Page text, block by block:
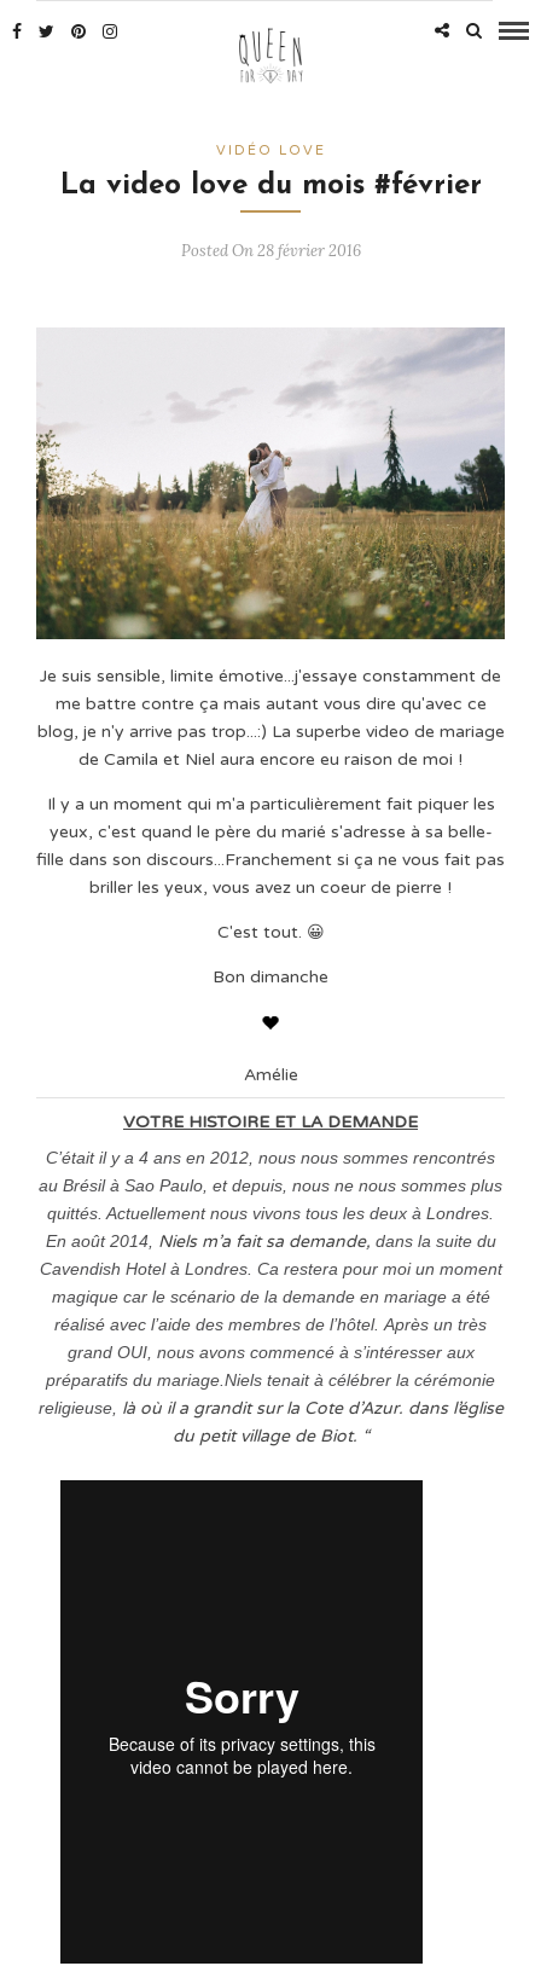
VIDÉO LOVE
La video love du mois #février
Posted On 28 février 2016
Je suis sensible, limite émotive...j'essaye constamment de
me battre contre ça mais autant vous dire qu'avec ce
blog, je n'y arrive pas trop...:) La superbe video de mariage
de Camila et Niel aura encore eu raison de moi !
Il y a un moment qui m'a particulièrement fait piquer les
yeux, c'est quand le père du marié s'adresse à sa belle-
fille dans son discours...Franchement si ça ne vous fait pas
briller les yeux, vous avez un coeur de pierre !
C'est tout. 😀
Bon dimanche
Amélie
VOTRE HISTOIRE ET LA DEMANDE
C’était il y a 4 ans en 2012, nous nous sommes rencontrés
au Brésil à Sao Paulo, et depuis, nous ne nous sommes plus
quittés. Actuellement nous vivons tous les deux à Londres.
En août 2014, Niels m’a fait sa demande, dans la suite du
Cavendish Hotel à Londres. Ca restera pour moi un moment
magique car le scénario de la demande en mariage a été
réalisé avec l’aide des membres de l’hôtel.Après un très
grand OUI, nous avons commencé à s’intéresser aux
préparatifs du mariage.Niels tenait à célébrer la cérémonie
religieuse, là où il a grandit sur la Cote d’Azur. dans l’église
du petit village de Biot. “